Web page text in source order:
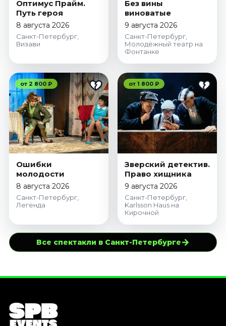
Оптимус Прайм.
Путь героя
8 августа 2026
Санкт-Петербург,
Визави
Без вины
виноватые
9 августа 2026
Санкт-Петербург,
Молодёжный театр на
Фонтанке
от 2 800 ₽
Ошибки
молодости
8 августа 2026
Санкт-Петербург,
Легенда
от 1 800 ₽
Зверский детектив.
Право хищника
9 августа 2026
Санкт-Петербург,
Karlsson Haus на
Кирочной
Все спектакли в Санкт-Петербурге→